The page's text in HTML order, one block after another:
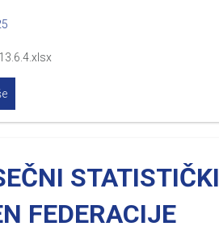
STATISTIČKI
FEDERACIJE